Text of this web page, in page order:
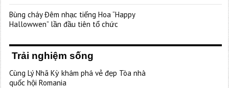
Bùng cháy Đêm nhạc tiếng Hoa “Happy
Hallowwen” lần đầu tiên tổ chức
Trải nghiệm sống
Cùng Lý Nhã Kỳ khám phá vẻ đẹp Tòa nhà
quốc hội Romania